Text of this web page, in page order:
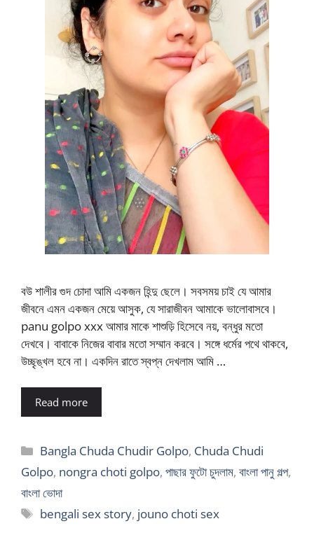
বউ শালীর গুদ চোদা আমি একজন হিন্দু ছেলে। সবসময় চাই যে আমার
জীবনে এমন একজন মেয়ে আসুক, যে সারাজীবন আমাকে ভালোবাসবে।
panu golpo xxx আমার মাকে শাশুড়ি হিসেবে নয়, বন্ধুর মতো
দেখবে। বাবাকে নিজের বাবার মতো সম্মান করবে। সঙ্গে ধর্মের পথে থাকবে,
উচ্ছৃঙ্খল হবে না। একদিন রাতে স্বপ্ন দেখলাম আমি …
Read more
Categories
Bangla Chuda Chudir Golpo, Chuda Chudi
Golpo, nongra choti golpo, পাছার ফুটো চুদলাম, বাংলা পানু গল্প,
বাংলা ভোদা
Tags
bengali sex story, jouno choti sex